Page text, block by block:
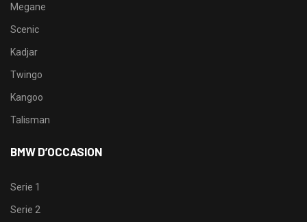
Megane
Scenic
Kadjar
Twingo
Kangoo
Talisman
BMW D’OCCASION
Serie 1
Serie 2